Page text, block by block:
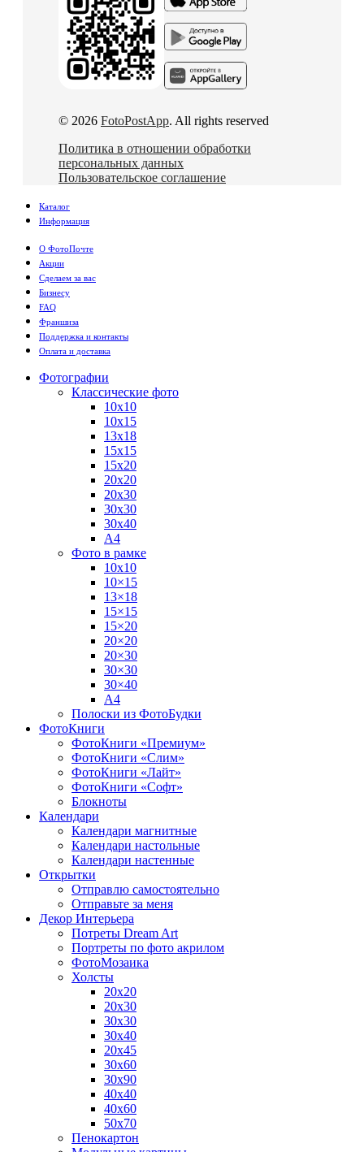
© 2026 FotoPostApp. All rights reserved
Политика в отношении обработки
персональных данных
Пользовательское соглашение
Каталог
Информация
О ФотоПочте
Акции
Сделаем за вас
Бизнесу
FAQ
Франшиза
Поддержка и контакты
Оплата и доставка
Фотографии
Классические фото
10х10
10х15
13х18
15х15
15х20
20х20
20х30
30х30
30х40
А4
Фото в рамке
10х10
10×15
13×18
15×15
15×20
20×20
20×30
30×30
30×40
A4
Полоски из ФотоБудки
ФотоКниги
ФотоКниги «Премиум»
ФотоКниги «Слим»
ФотоКниги «Лайт»
ФотоКниги «Софт»
Блокноты
Календари
Календари магнитные
Календари настольные
Календари настенные
Открытки
Отправлю самостоятельно
Отправьте за меня
Декор Интерьера
Потреты Dream Art
Портреты по фото акрилом
ФотоМозаика
Холсты
20х20
20х30
30х30
30х40
20х45
30х60
30х90
40х40
40х60
50х70
Пенокартон